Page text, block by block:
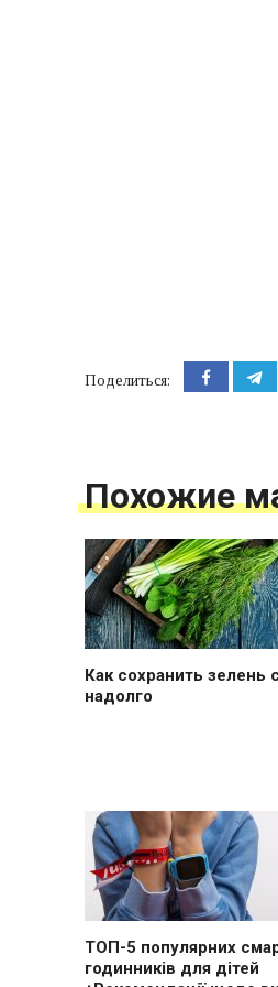
Поделиться:
Похожие
Как сохранить зелень
надолго
ТОП-5 популярних
годинників для дітей